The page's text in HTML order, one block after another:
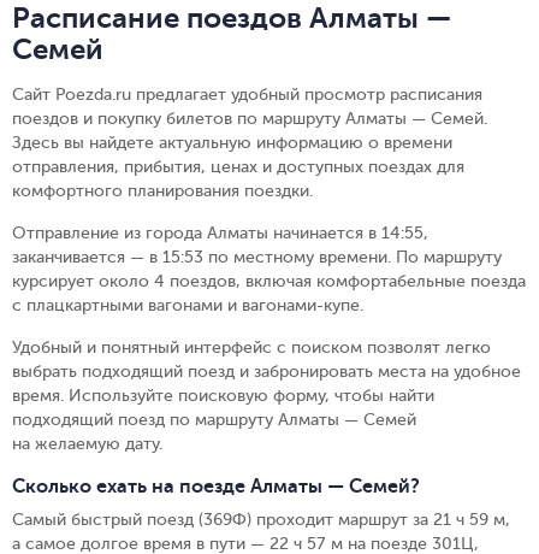
Расписание поездов Алматы —
Семей
Сайт Poezda.ru предлагает удобный просмотр расписания
поездов и покупку билетов по маршруту Алматы — Семей.
Здесь вы найдете актуальную информацию о времени
отправления, прибытия, ценах и доступных поездах для
комфортного планирования поездки.
Отправление из города Алматы начинается в 14:55,
заканчивается — в 15:53 по местному времени. По маршруту
курсирует около 4 поездов, включая комфортабельные поезда
с плацкартными вагонами и вагонами-купе.
Удобный и понятный интерфейс с поиском позволят легко
выбрать подходящий поезд и забронировать места на удобное
время. Используйте поисковую форму, чтобы найти
подходящий поезд по маршруту Алматы — Семей
на желаемую дату.
Сколько ехать на поезде Алматы — Семей?
Самый быстрый поезд (369Ф) проходит маршрут за 21 ч 59 м,
а самое долгое время в пути — 22 ч 57 м на поезде 301Ц,